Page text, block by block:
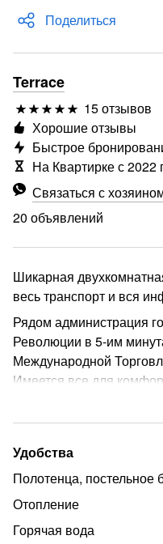
Поделиться
Terrace
15 отзывов
Связаться с
20 объявлений
Хорошие отзывы
Быстрое
На Квартирке с 2022
Шикарная
весь транспорт и вся
Рядом администрация
Революции в 5-им
Международной
Имеется все для
чистое, выглаженное,
гигиенические
нашего гостя!
- Бесплатная уборка
белья горничной
- В наших квартирах
Удобства
Полотенца, постельное
Отопление
Горячая вода